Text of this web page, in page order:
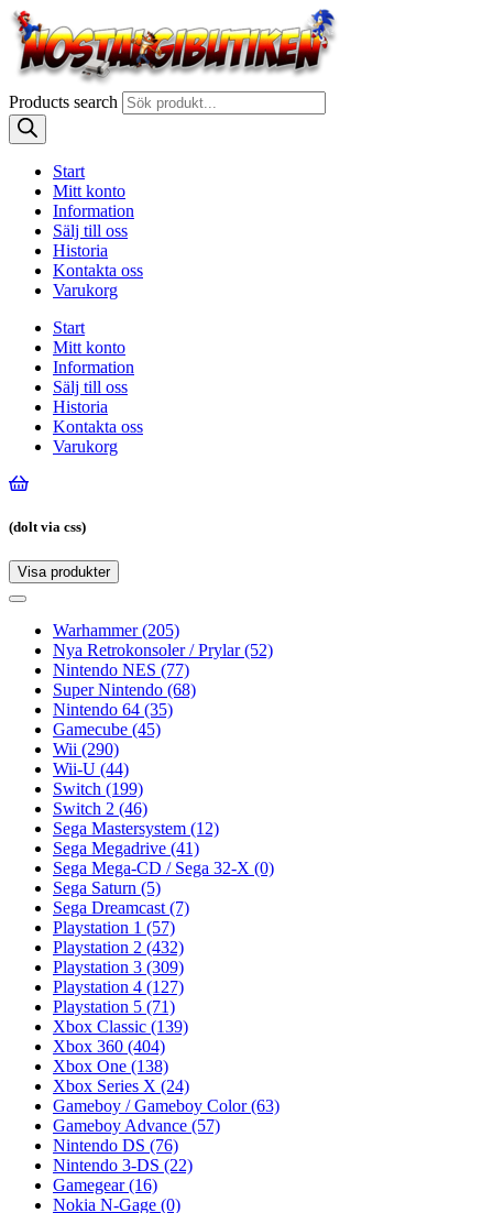
Products search
Start
Mitt konto
Information
Sälj till oss
Historia
Kontakta oss
Varukorg
Start
Mitt konto
Information
Sälj till oss
Historia
Kontakta oss
Varukorg
(dolt via css)
Visa produkter
Toggle
Toggle
navigationWarhammer(205)
Nya Retrokonsoler / Prylar(52)
Nintendo NES (77)
Super Nintendo (68)
Nintendo 64 (35)
Gamecube (45)
Wii (290)
Wii-U (44)
Switch (199)
Switch 2 (46)
Sega Mastersystem (12)
Sega Megadrive (41)
Sega Mega-CD / Sega 32-X (0)
Sega Saturn (5)
Sega Dreamcast (7)
Playstation 1 (57)
Playstation 2 (432)
Playstation 3 (309)
Playstation 4 (127)
Playstation 5 (71)
Xbox Classic (139)
Xbox 360 (404)
Xbox One (138)
Xbox Series X (24)
Gameboy / Gameboy Color(63)
Gameboy Advance (57)
Nintendo DS (76)
Nintendo 3-DS (22)
Gamegear(16)
Nokia N-Gage (0)